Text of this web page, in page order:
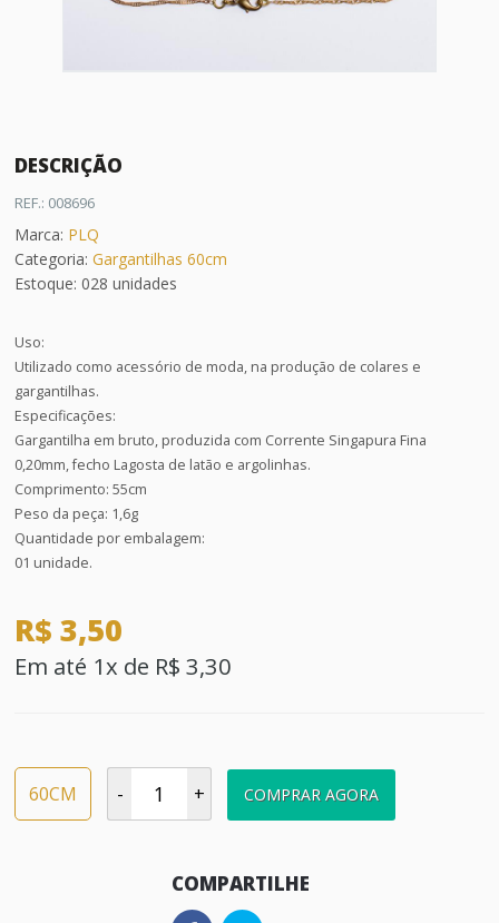
DESCRIÇÃO
REF.: 008696
Marca: PLQ
Categoria:Gargantilhas 60cm
Estoque: 028 unidades
Uso:
Utilizado como acessório de moda, na produção de colares e
gargantilhas.
Especificações:
Gargantilha em bruto, produzida com Corrente Singapura Fina
0,20mm, fecho Lagosta de latão e argolinhas.
Comprimento: 55cm
Peso da peça: 1,6g
Quantidade por embalagem:
01 unidade.
R$ 3,50
Em até 1x de R$ 3,30
60CM - + COMPRAR AGORA
COMPARTILHE